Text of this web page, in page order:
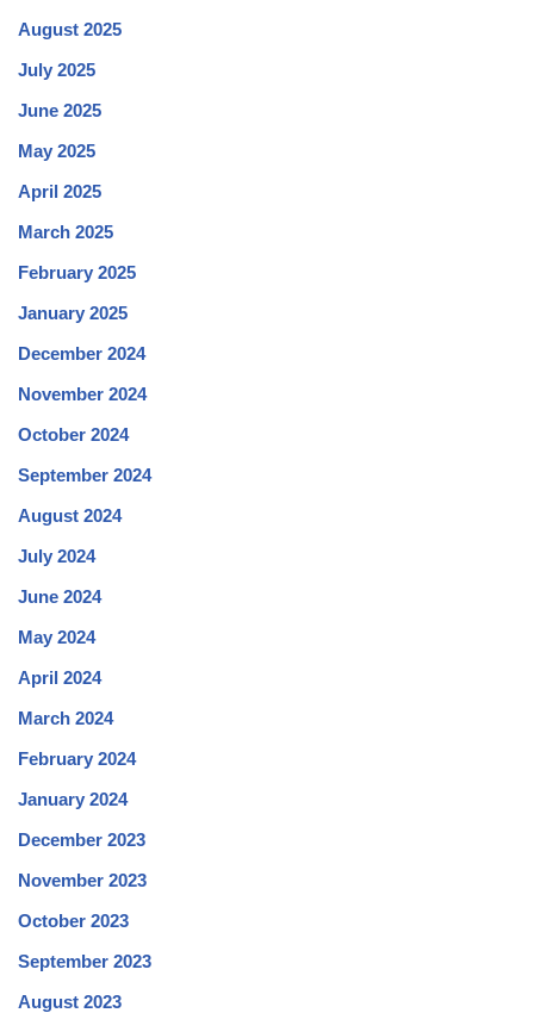
August 2025
July 2025
June 2025
May 2025
April 2025
March 2025
February 2025
January 2025
December 2024
November 2024
October 2024
September 2024
August 2024
July 2024
June 2024
May 2024
April 2024
March 2024
February 2024
January 2024
December 2023
November 2023
October 2023
September 2023
August 2023